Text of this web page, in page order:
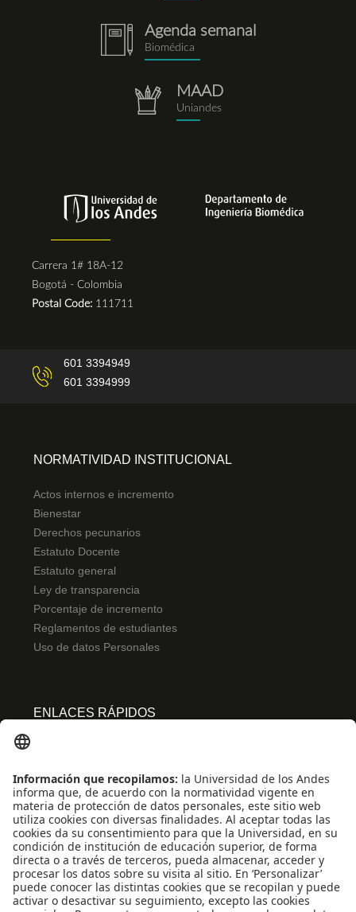
notebook.png
Agenda semanal
Biomédica
repositorio.png
MAAD
Uniandes
Carrera 1# 18A-12
Bogotá - Colombia
Postal Code: 111711
601 3394949
601 3394999
NORMATIVIDAD INSTITUCIONAL
Actos internos e incremento
Bienestar
Derechos pecunarios
Estatuto Docente
Estatuto general
Ley de transparencia
Porcentaje de incremento
Reglamentos de estudiantes
Uso de datos Personales
ENLACES RÁPIDOS
Convivencia y transparencia
Emergencias: Extensión 0000
Eventos destacados
Mapa del Sitio
Multimedia
Noticias
Preguntas frecuentes